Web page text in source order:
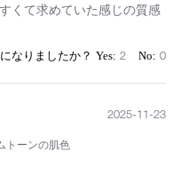
くて求めていた感じの質感
2 0
トーンの肌色
2025-11-23